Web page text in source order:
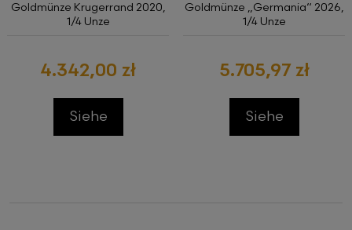
Goldmünze Krugerrand 2020,
1/4 Unze
4.342,00 zł
Siehe
Goldmünze „Germania“ 2026,
1/4 Unze
5.705,97 zł
Siehe